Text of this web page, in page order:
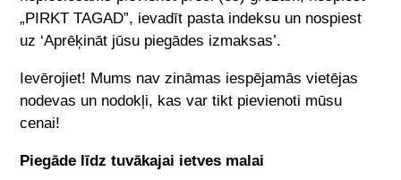
„PIRKT TAGAD”, ievadīt pasta indeksu un nospiest
uz ‘Aprēķināt jūsu piegādes izmaksas’.
Ievērojiet! Mums nav zināmas iespējamās vietējas
nodevas un nodokļi, kas var tikt pievienoti mūsu
cenai!
Piegāde līdz tuvākajai ietves malai